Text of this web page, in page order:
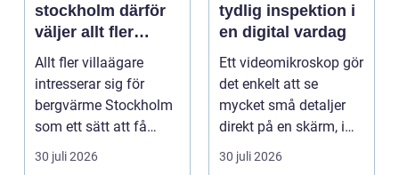
stockholm därför
väljer allt fler
denna
uppvärmning
Allt fler villaägare
intresserar sig för
bergvärme Stockholm
som ett sätt att få
lägre uppvärmningsk...
30 juli 2026
tydlig inspektion i
en digital vardag
Ett videomikroskop gör
det enkelt att se
mycket små detaljer
direkt på en skärm, i
stället för genom...
30 juli 2026